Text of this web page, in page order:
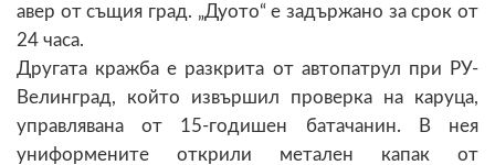
авер от същия град. „Дуото“ е задържано за срок от
24 часа.
Другата кражба е разкрита от автопатрул при РУ-
Велинград, който извършил проверка на каруца,
управлявана от 15-годишен батачанин. В нея
униформените открили метален капак от